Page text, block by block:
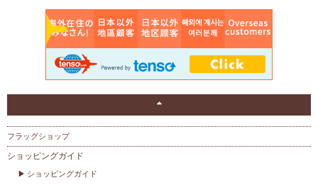
フラッグショップ
ショッピングガイド
ショッピングガイド